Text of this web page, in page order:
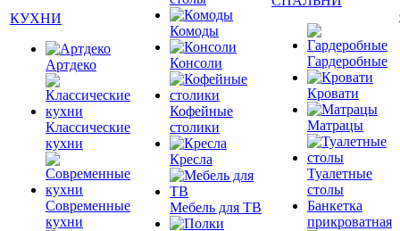
КУХНИ
Артдеко
Классические
кухни
Современные
кухни
Комоды
Консоли
Кофейные
столики
Кресла
Мебель для ТВ
Гардеробные
Кровати
Матрацы
Туалетные
столы
Банкетка
прикроватная